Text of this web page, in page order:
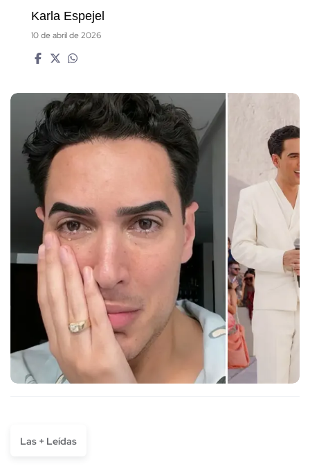
Karla Espejel
10 de abril de 2026
Las + Leídas